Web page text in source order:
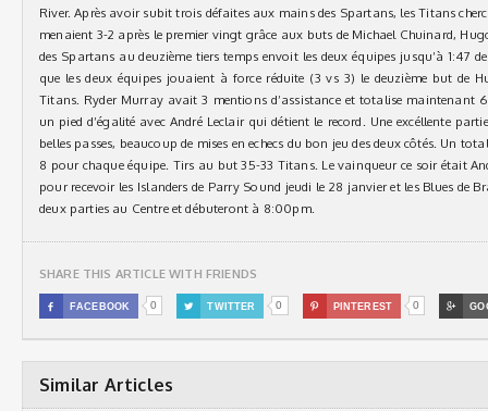
River. Après avoir subit trois défaites aux mains des Spartans, les Titans
menaient 3-2 après le premier vingt grâce aux buts de Michael Chuinard,
des Spartans au deuzième tiers temps envoit les deux équipes jusqu’à 1:47
que les deux équipes jouaient à force réduite (3 vs 3) le deuzième but de
Titans. Ryder Murray avait 3 mentions d’assistance et totalise maintenant
un pied d’égalité avec André Leclair qui détient le record. Une excéllente
belles passes, beaucoup de mises en echecs du bon jeu des deux côtés. Un
8 pour chaque équipe. Tirs au but 35-33 Titans. Le vainqueur ce soir était
pour recevoir les Islanders de Parry Sound jeudi le 28 janvier et les Blues de
deux parties au Centre et débuteront à 8:00pm.
SHARE THIS ARTICLE WITH FRIENDS
 FACEBOOK 0  TWITTER 0  PINTEREST 0 
Similar Articles